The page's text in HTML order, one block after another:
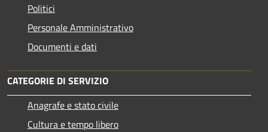
Politici
Personale Amministrativo
Documenti e dati
CATEGORIE DI SERVIZIO
Anagrafe e stato civile
Cultura e tempo libero